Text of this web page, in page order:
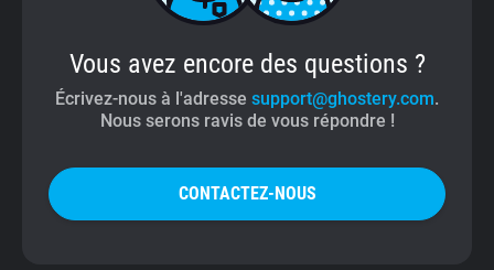
Vous avez encore des questions ?
Écrivez-nous à l'adresse support@ghostery.com.
Nous serons ravis de vous répondre !
CONTACTEZ-NOUS